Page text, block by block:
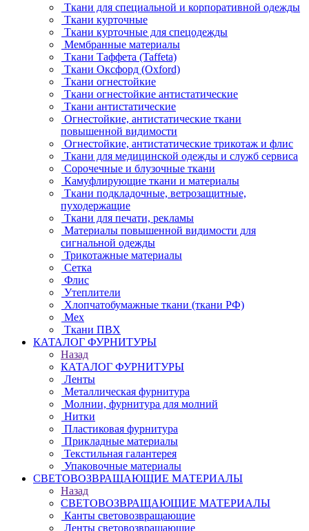
Ткани для специальной и корпоративной одежды
Ткани курточные
Ткани курточные для спецодежды
Мембранные материалы
Ткани Таффета (Taffeta)
Ткани Оксфорд (Oxford)
Ткани огнестойкие
Ткани огнестойкие антистатические
Ткани антистатические
Огнестойкие, антистатические ткани
повышенной видимости
Огнестойкие, антистатические трикотаж и флис
Ткани для медицинской одежды и служб сервиса
Сорочечные и блузочные ткани
Камуфлирующие ткани и материалы
Ткани подкладочные, ветрозащитные,
пуходержащие
Ткани для печати, рекламы
Материалы повышенной видимости для
сигнальной одежды
Трикотажные материалы
Сетка
Флис
Утеплители
Хлопчатобумажные ткани (ткани РФ)
Мех
Ткани ПВХ
КАТАЛОГ ФУРНИТУРЫ
Назад
КАТАЛОГ ФУРНИТУРЫ
Ленты
Металлическая фурнитура
Молнии, фурнитура для молний
Нитки
Пластиковая фурнитура
Прикладные материалы
Текстильная галантерея
Упаковочные материалы
СВЕТОВОЗВРАЩАЮЩИЕ МАТЕРИАЛЫ
Назад
СВЕТОВОЗВРАЩАЮЩИЕ МАТЕРИАЛЫ
Канты световозвращающие
Ленты световозвращающие